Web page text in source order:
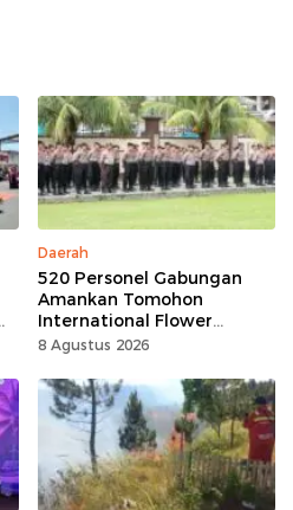
Daerah
520 Personel Gabungan
Amankan Tomohon
International Flower
Festival
8 Agustus 2026